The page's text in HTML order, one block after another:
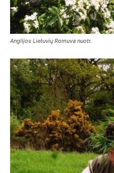
Anglijos Lietuvių Romuva nuotr.